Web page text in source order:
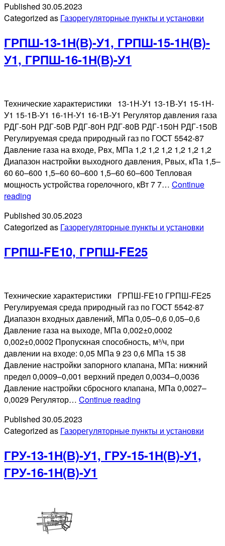
Published 30.05.2023
Categorized as Газорегуляторные пункты и установки
ГРПШ-13-1Н(В)-У1, ГРПШ-15-1Н(В)-
У1, ГРПШ-16-1Н(В)-У1
Технические характеристики 13-1Н-У1 13-1В-У1 15-1Н-
У1 15-1В-У1 16-1Н-У1 16-1В-У1 Регулятор давления газа
РДГ-50Н РДГ-50В РДГ-80Н РДГ-80В РДГ-150Н РДГ-150В
Регулируемая среда природный газ по ГОСТ 5542-87
Давление газа на входе, Рвх, МПа 1,2 1,2 1,2 1,2 1,2 1,2
Диапазон настройки выходного давления, Рвых, кПа 1,5–
60 60–600 1,5–60 60–600 1,5–60 60–600 Тепловая
мощность устройства горелочного, кВт 7 7… Continue
reading
У1,
ГРПШ-15-
У1,
Published 30.05.2023
Categorized as Газорегуляторные пункты и установки
ГРПШ-FE10, ГРПШ-FE25
Технические характеристики ГРПШ-FE10 ГРПШ-FE25
Регулируемая среда природный газ по ГОСТ 5542-87
Диапазон входных давлений, МПа 0,05–0,6 0,05–0,6
Давление газа на выходе, МПа 0,002±0,0002
0,002±0,0002 Пропускная способность, м³/ч, при
давлении на входе: 0,05 МПа 9 23 0,6 МПа 15 38
Давление настройки запорного клапана, МПа: нижний
предел 0,0009–0,001 верхний предел 0,0034–0,0036
Давление настройки сбросного клапана, МПа 0,0027–
0,0029 Регулятор… Continue reading
FE25
Published 30.05.2023
Categorized as Газорегуляторные пункты и установки
ГРУ-13-1Н(В)-У1, ГРУ-15-1Н(В)-У1,
ГРУ-16-1Н(В)-У1